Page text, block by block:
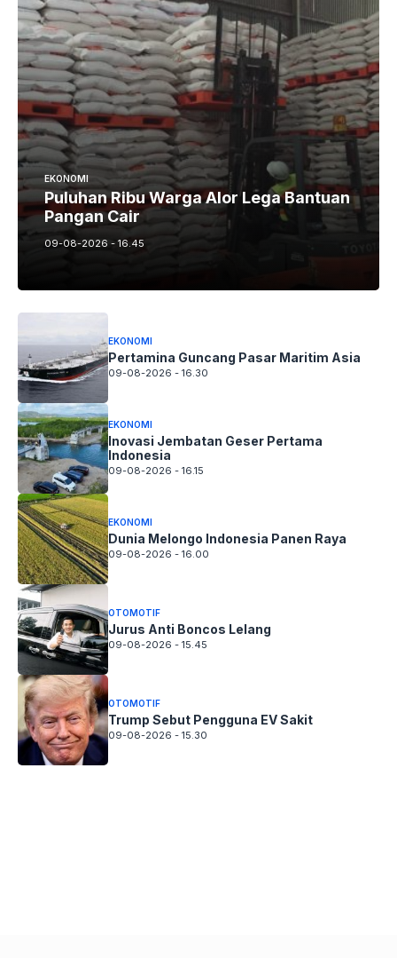
EKONOMI
Puluhan Ribu Warga Alor Lega Bantuan
Pangan Cair
09-08-2026 - 16.45
EKONOMI
Pertamina Guncang Pasar Maritim Asia
09-08-2026 - 16.30
EKONOMI
Inovasi Jembatan Geser Pertama
Indonesia
09-08-2026 - 16.15
EKONOMI
Dunia Melongo Indonesia Panen Raya
09-08-2026 - 16.00
OTOMOTIF
Jurus Anti Boncos Lelang
09-08-2026 - 15.45
OTOMOTIF
Trump Sebut Pengguna EV Sakit
09-08-2026 - 15.30